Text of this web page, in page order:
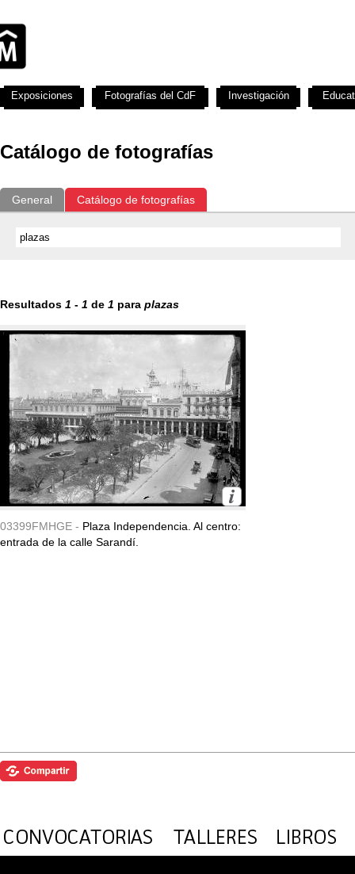
Catálogo de fotografías
General Catálogo de fotografías
Resultados 1 - 1 de 1 para plazas
03399FMHGE - Plaza Independencia. Al centro:
entrada de la calle Sarandí.
Exposiciones Fotografías del CdF Investigación